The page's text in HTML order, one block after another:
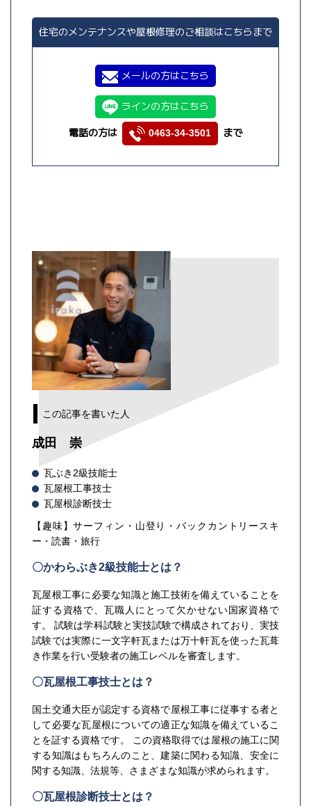
住宅のメンテナンスや屋根修理のご相談はこちらまで
メールの方はこちら
ラインの方はこちら
電話の方は 0463-34-3501 まで
この記事を書いた人
成田 崇
瓦ぶき2級技能士
瓦屋根工事技士
瓦屋根診断技士
【趣味】サーフィン・山登り・バックカントリースキ
ー・読書・旅行
〇かわらぶき2級技能士とは？
瓦屋根工事に必要な知識と施工技術を備えていることを
証する資格で、瓦職人にとって欠かせない国家資格で
す。 試験は学科試験と実技試験で構成されており、実技
試験では実際に一文字軒瓦または万十軒瓦を使った瓦葺
き作業を行い受験者の施工レベルを審査します。
〇瓦屋根工事技士とは？
国土交通大臣が認定する資格で屋根工事に従事する者と
して必要な瓦屋根についての適正な知識を備えているこ
とを証する資格です。 この資格取得では屋根の施工に関
する知識はもちろんのこと、建築に関わる知識、安全に
関する知識、法規等、さまざまな知識が求められます。
〇瓦屋根診断技士とは？